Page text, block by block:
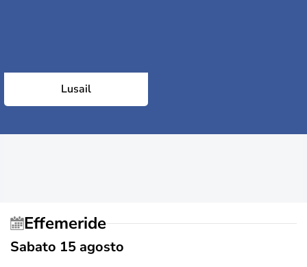
Lusail
Effemeride
Sabato 15 agosto